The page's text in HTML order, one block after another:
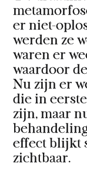
er niet-
werden ze
waren er
waardoor
Nu zijn er
die in
zijn, maar
effect blijkt
zichtbaar.